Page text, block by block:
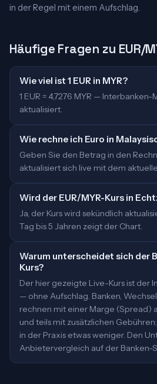
in der Regel mit einem Aufschlag.
Häufige Fragen zu EUR/
Wie viel ist 1 EUR in MYR?
1 EUR = 4,7276 MYR — Interbanken-
aktualisiert.
Wie rechne ich Euro in
Geben Sie den Betrag in den
aktualisiert sich live mit dem
Wird der EUR/MYR-Kurs in
Ja, der Kurs wird sekündlich
Tag bis 5 Jahren zeigt der Chart.
Warum unterscheidet sich der
Kurs?
Der hier gezeigte Live-Kurs ist der
— ohne Aufschlag. Banken,
rechnen mit einer Marge (Spread)
und teils mit zusätzlichen
in der Praxis etwas weniger. Den
Anbietervergleich auf der Banken-